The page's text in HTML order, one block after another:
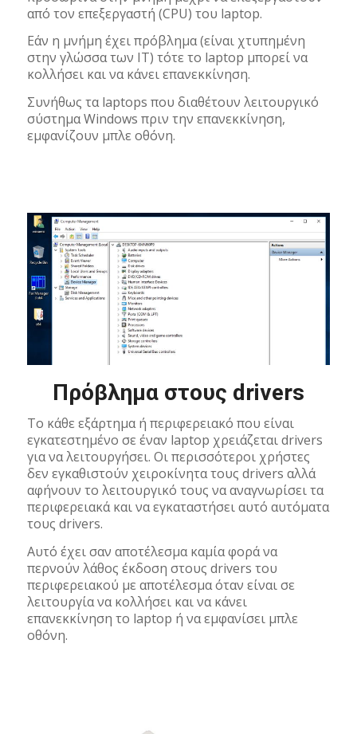
από τον επεξεργαστή (CPU) του laptop.
Εάν η μνήμη έχει πρόβλημα (είναι χτυπημένη
στην γλώσσα των IT) τότε το laptop μπορεί να
κολλήσει και να κάνει επανεκκίνηση.
Συνήθως τα laptops που διαθέτουν λειτουργικό
σύστημα Windows πριν την επανεκκίνηση,
εμφανίζουν μπλε οθόνη.
Πρόβλημα στους drivers
Το κάθε εξάρτημα ή περιφερειακό που είναι
εγκατεστημένο σε έναν laptop χρειάζεται drivers
για να λειτουργήσει. Οι περισσότεροι χρήστες
δεν εγκαθιστούν χειροκίνητα τους drivers αλλά
αφήνουν το λειτουργικό τους να αναγνωρίσει τα
περιφερειακά και να εγκαταστήσει αυτό αυτόματα
τους drivers.
Αυτό έχει σαν αποτέλεσμα καμία φορά να
περνούν λάθος έκδοση στους drivers του
περιφερειακού με αποτέλεσμα όταν είναι σε
λειτουργία να κολλήσει και να κάνει
επανεκκίνηση το laptop ή να εμφανίσει μπλε
οθόνη.